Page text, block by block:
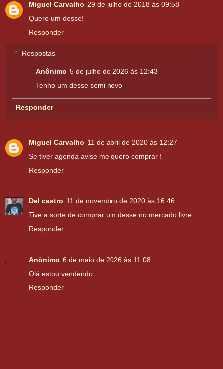
Miguel Carvalho 29 de julho de 2018 às 09:58
Quero um desse!
Responder
Respostas
Anônimo 5 de julho de 2026 às 12:43
Tenho um desse semi novo
Responder
Miguel Carvalho 11 de abril de 2020 às 12:27
Se tiver agenda avise me quero comprar !
Responder
Del castro 11 de novembro de 2020 às 16:46
Tive a sorte de comprar um desse no mercado livre.
Responder
Anônimo 6 de maio de 2026 às 11:08
Olá estou vendendo
Responder